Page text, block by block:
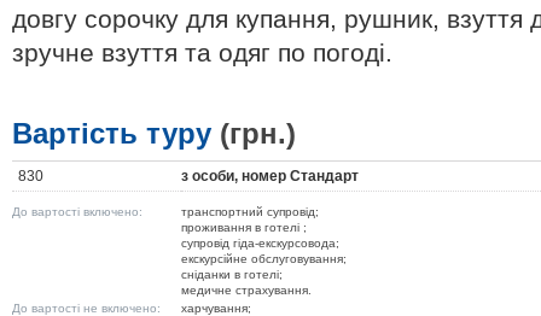
довгу сорочку для купання, рушник, взуття
зручне взуття та одяг по погоді.
Вартість туру (грн.)
830 з особи, номер Стандарт
До вартості включено:
транспортний супровід;
проживання в готелі ;
супровід гіда-екскурсовода;
екскурсійне обслуговування;
сніданки в готелі;
медичне страхування.
До вартості не включено:
харчування;